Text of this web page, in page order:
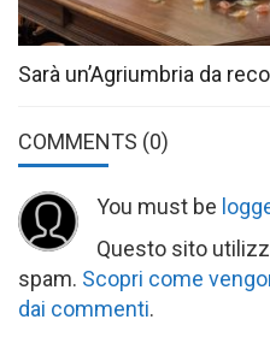
Sarà un’Agriumbria da
COMMENTS (0)
You must be
Questo sito
spam. Scopri come
dai commenti.